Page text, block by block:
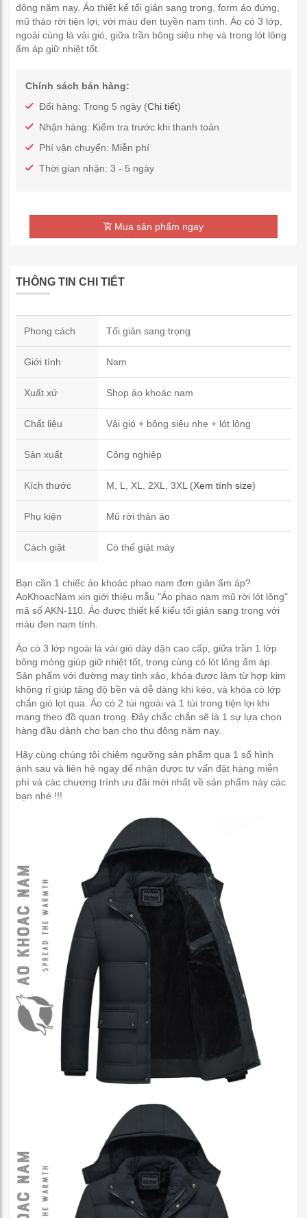
đông năm nay. Áo thiết kế tối giản sang trọng, form áo đứng,
mũ tháo rời tiện lợi, với màu đen tuyền nam tính. Áo có 3 lớp,
ngoài cùng là vải gió, giữa trần bông siêu nhẹ và trong lót lông
ấm áp giữ nhiệt tốt.
Chính sách bán hàng:
Đổi hàng: Trong 5 ngày (Chi tiết)
Nhận hàng: Kiểm tra trước khi thanh toán
Phí vận chuyển: Miễn phí
Thời gian nhận: 3 - 5 ngày
Mua sản phẩm ngay
THÔNG TIN CHI TIẾT
Phong cách Tối giản sang trọng
Giới tính Nam
Xuất xứ Shop áo khoác nam
Chất liệu Vải gió + bông siêu nhẹ + lót lông
Sản xuất Công nghiệp
Kích thước M, L, XL, 2XL, 3XL (Xem tính size)
Phụ kiện Mũ rời thân áo
Cách giặt Có thể giặt máy
Bạn cần 1 chiếc áo khoác phao nam đơn giản ấm áp?
AoKhoacNam xin giới thiệu mẫu "Áo phao nam mũ rời lót lông"
mã số AKN-110. Áo được thiết kế kiểu tối giản sang trọng với
màu đen nam tính.
Áo có 3 lớp ngoài là vải gió dày dặn cao cấp, giữa trần 1 lớp
bông mỏng giúp giữ nhiệt tốt, trong cùng có lót lông ấm áp.
Sản phẩm với đường may tinh xảo, khóa được làm từ hợp kim
không rỉ giúp tăng độ bền và dễ dàng khi kéo, và khóa có lớp
chắn gió lọt qua. Áo có 2 túi ngoài và 1 túi trong tiện lợi khi
mang theo đồ quan trọng. Đây chắc chắn sẽ là 1 sự lựa chọn
hàng đầu dành cho bạn cho thu đông năm nay.
Hãy cùng chúng tôi chiêm ngưỡng sản phẩm qua 1 số hình
ảnh sau và liên hệ ngay để nhận được tư vấn đặt hàng miễn
phí và các chương trình ưu đãi mới nhất về sản phẩm này các
bạn nhé !!!